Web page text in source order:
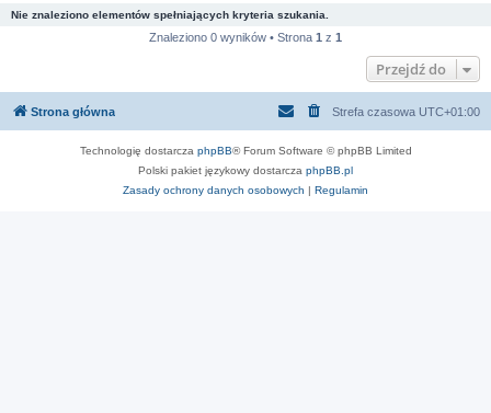
Nie znaleziono elementów spełniających kryteria szukania.
Znaleziono 0 wyników • Strona 1 z 1
Przejdź do
Strona główna Strefa czasowa UTC+01:00
Technologię dostarcza phpBB® Forum Software © phpBB Limited
Polski pakiet językowy dostarcza phpBB.pl
Zasady ochrony danych osobowych | Regulamin